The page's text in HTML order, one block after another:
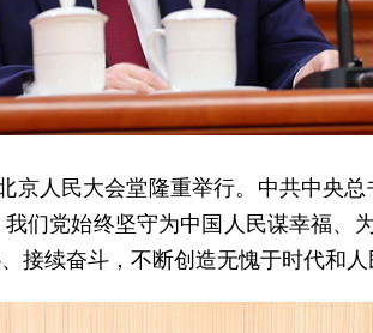
京人民大会堂隆重举行。中共中央
们党始终坚守为中国人民谋幸福、
接续奋斗，不断创造无愧于时代和